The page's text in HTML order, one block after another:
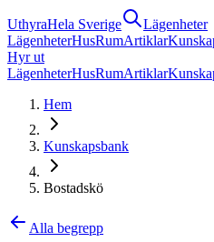
UthyraHela Sverige
Lägenheter
LägenheterHusRumArtiklar
Hyr ut
LägenheterHusRumArtiklar
Hem
Kunskapsbank
Bostadskö
Alla begrepp